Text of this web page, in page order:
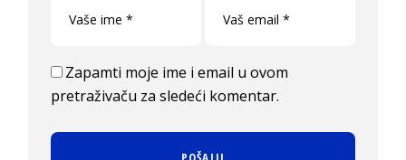
Zapamti moje ime i email u ovom
pretraživaču za sledeći komentar.